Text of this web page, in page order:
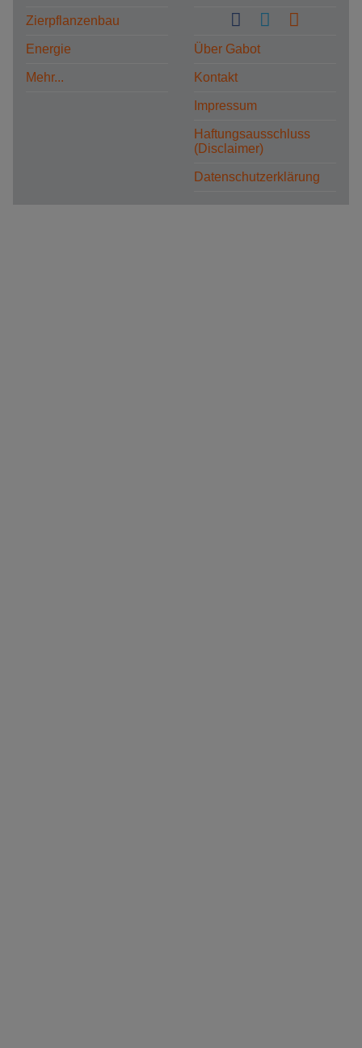
Zierpflanzenbau
Energie
Mehr...
Über Gabot
Kontakt
Impressum
Haftungsausschluss
(Disclaimer)
Datenschutzerklärung